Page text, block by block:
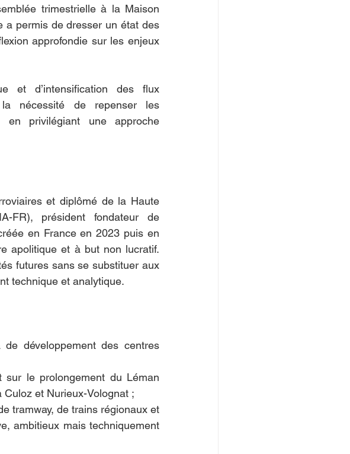
trimestrielle à la Maison
a permis de dresser un état des
approfondie sur les enjeux
et d’intensification des flux
nécessité de repenser les
en privilégiant une approche
et diplômé de la Haute
FR), président fondateur de
en France en 2023 puis en
apolitique et à but non lucratif.
futures sans se substituer aux
technique et analytique.
développement des centres
le prolongement du Léman
Culoz et Nurieux-Volognat ;
tramway, de trains régionaux et
ambitieux mais techniquement